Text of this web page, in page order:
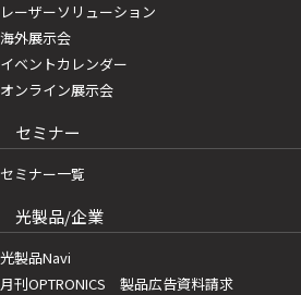
レーザーソリューション
海外展示会
イベントカレンダー
オンライン展示会
セミナー
セミナー一覧
光製品/企業
光製品Navi
月刊OPTRONICS 製品広告資料請求